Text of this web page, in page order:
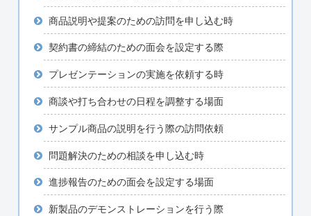
商品説明や提案のための訪問を申し込む時
契約書の締結のための面会を設定する際
プレゼンテーションの実施を依頼する時
商談や打ち合わせの日程を調整する場面
サンプル商品の説明を行う際の訪問依頼
問題解決のための相談を申し込む時
進捗報告のための面会を設定する場面
新製品のデモンストレーションを行う際